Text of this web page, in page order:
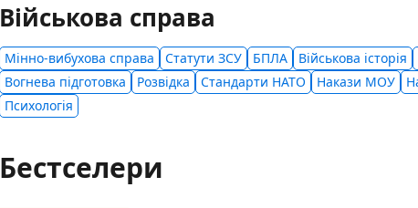
Військова справа
Мінно-вибухова справа Статути ЗСУ БПЛА Військова історія
Вогнева підготовка
Розвідка Стандарти НАТО Накази МОУ
Психологія
Бестселери